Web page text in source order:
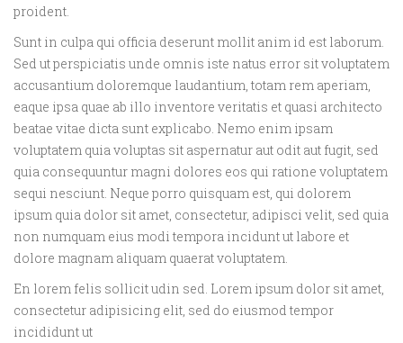
proident.
Sunt in culpa qui officia deserunt mollit anim id est laborum.
Sed ut perspiciatis unde omnis iste natus error sit voluptatem
accusantium doloremque laudantium, totam rem aperiam,
eaque ipsa quae ab illo inventore veritatis et quasi architecto
beatae vitae dicta sunt explicabo. Nemo enim ipsam
voluptatem quia voluptas sit aspernatur aut odit aut fugit, sed
quia consequuntur magni dolores eos qui ratione voluptatem
sequi nesciunt. Neque porro quisquam est, qui dolorem
ipsum quia dolor sit amet, consectetur, adipisci velit, sed quia
non numquam eius modi tempora incidunt ut labore et
dolore magnam aliquam quaerat voluptatem.
En lorem felis sollicit udin sed. Lorem ipsum dolor sit amet,
consectetur adipisicing elit, sed do eiusmod tempor
incididunt ut